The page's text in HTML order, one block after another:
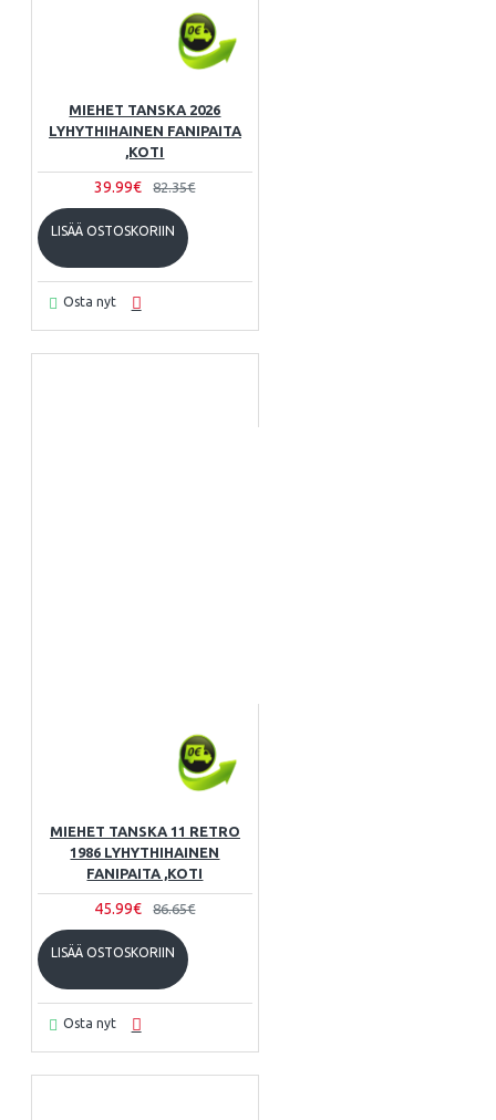
MIEHET TANSKA 2026
LYHYTHIHAINEN FANIPAITA
,KOTI
39.99€ 82.35€
LISÄÄ OSTOSKORIIN
Osta nyt
MIEHET TANSKA 11 RETRO
1986 LYHYTHIHAINEN
FANIPAITA ,KOTI
45.99€ 86.65€
LISÄÄ OSTOSKORIIN
Osta nyt